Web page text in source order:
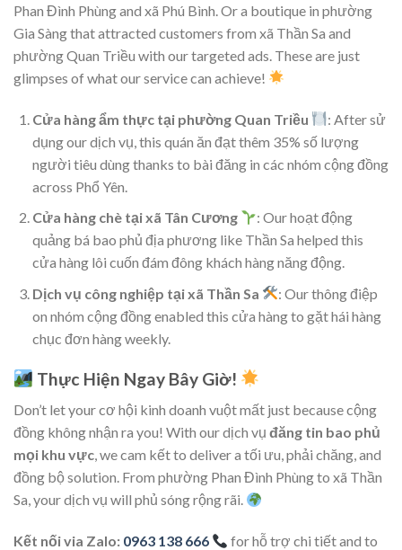
Phan Đình Phùng and xã Phú Bình. Or a boutique in phường
Gia Sàng that attracted customers from xã Thần Sa and
phường Quan Triều with our targeted ads. These are just
glimpses of what our service can achieve!
Cửa hàng ẩm thực tại phường Quan Triều
: After sử
dụng our dịch vụ, this quán ăn đạt thêm 35% số lượng
người tiêu dùng thanks to bài đăng in các nhóm cộng đồng
across Phổ Yên.
Cửa hàng chè tại xã Tân Cương
: Our hoạt động
quảng bá bao phủ địa phương like Thần Sa helped this
cửa hàng lôi cuốn đám đông khách hàng năng động.
Dịch vụ công nghiệp tại xã Thần Sa
: Our thông điệp
on nhóm cộng đồng enabled this cửa hàng to gặt hái hàng
chục đơn hàng weekly.
Thực Hiện Ngay Bây Giờ!
Don’t let your cơ hội kinh doanh vuột mất just because cộng
đồng không nhận ra you! With our dịch vụ đăng tin bao phủ
mọi khu vực, we cam kết to deliver a tối ưu, phải chăng, and
đồng bộ solution. From phường Phan Đình Phùng to xã Thần
Sa, your dịch vụ will phủ sóng rộng rãi.
Kết nối via Zalo: 0963 138 666
for hỗ trợ chi tiết and to